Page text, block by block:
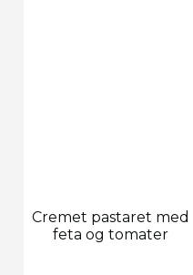
Cremet pastaret med
feta og tomater